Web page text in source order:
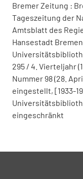
Bremer Zeitung :
Tageszeitung der
Amtsblatt des
Hansestadt
295 / 4. Vierteljahr
Nummer 98 (28.
eingestellt, [1933-
eingeschränkt